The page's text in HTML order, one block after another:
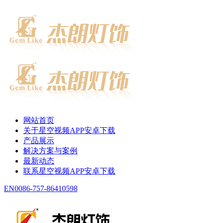
网站首页
关于星空视频APP安卓下载
产品展示
解决方案与案例
最新动态
联系星空视频APP安卓下载
EN0086-757-86410598